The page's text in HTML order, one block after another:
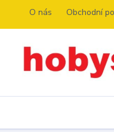
O nás Obchodní